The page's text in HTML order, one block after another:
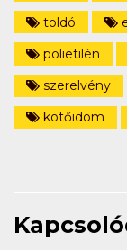
toldó
polietilén
szerelvény
kötőidom